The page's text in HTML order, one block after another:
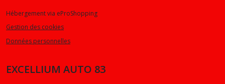
Hébergement via eProShopping
Gestion des cookies
Données personnelles
EXCELLIUM AUTO 83